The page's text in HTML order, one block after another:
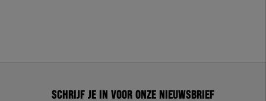
Schrijf je in voor onze nieuwsbrief